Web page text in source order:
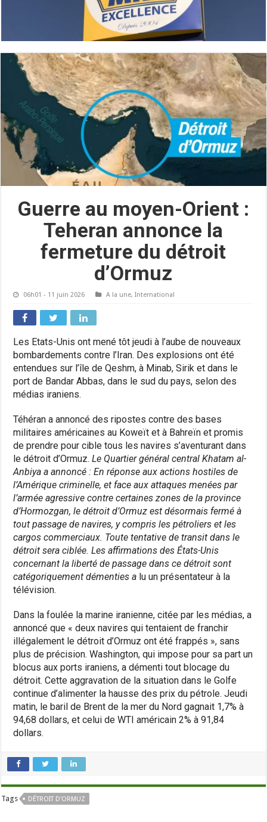
Guerre au moyen-Orient :
Teheran annonce la
fermeture du détroit
d’Ormuz
06h01 - 11 juin 2026 A la une,International
Les Etats-Unis ont mené tôt jeudi à l’aube de nouveaux
bombardements contre l’Iran. Des explosions ont été
entendues sur l’île de Qeshm, à Minab, Sirik et dans le
port de Bandar Abbas, dans le sud du pays, selon des
médias iraniens.
Téhéran a annoncé des ripostes contre des bases
militaires américaines au Koweït et à Bahreïn et promis
de prendre pour cible tous les navires s’aventurant dans
le détroit d’Ormuz.Le Quartier général central Khatam al-
Anbiya a annoncé : En réponse aux actions hostiles de
l’Amérique criminelle, et face aux attaques menées par
l’armée agressive contre certaines zones de la province
d’Hormozgan, le détroit d’Ormuz est désormais fermé à
tout passage de navires, y compris les pétroliers et les
cargos commerciaux. Toute tentative de transit dans le
détroit sera ciblée. Les affirmations des États-Unis
concernant la liberté de passage dans ce détroit sont
catégoriquement démenties a lu un présentateur à la
télévision.
Dans la foulée la marine iranienne, citée par les médias, a
annoncé que « deux navires qui tentaient de franchir
illégalement le détroit d’Ormuz ont été frappés », sans
plus de précision. Washington, qui impose pour sa part un
blocus aux ports iraniens, a démenti tout blocage du
détroit. Cette aggravation de la situation dans le Golfe
continue d’alimenter la hausse des prix du pétrole. Jeudi
matin, le baril de Brent de la mer du Nord gagnait 1,7% à
94,68 dollars, et celui de WTI américain 2% à 91,84
dollars.
Tags DÉTROIT D'ORMUZ